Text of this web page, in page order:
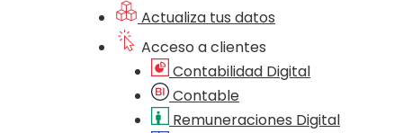
Actualiza tus datos
Acceso a clientes
Contabilidad Digital
Contable
Remuneraciones Digital